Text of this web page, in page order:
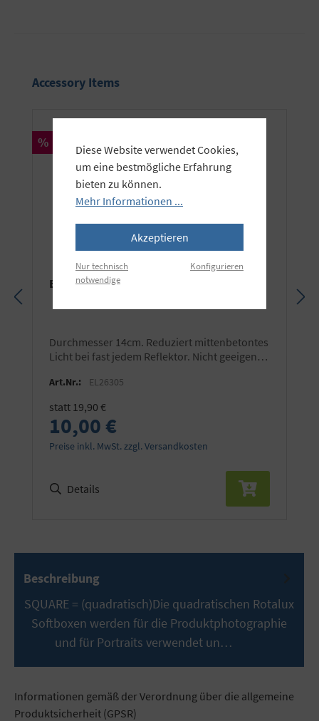
Produktgalerie überspringen
Accessory Items
Rabatt
%
Elinchrom Translucent Deflektor
Durchmesser 14cm. Reduziert mittenbetontes
Licht bei fast jedem Reflektor. Nicht geeigenet
Art.Nr.: EL26305
statt 19,90 €
10,00 €
Preise inkl. MwSt. zzgl. Versandkosten
Details
Beschreibung
SQUARE = (quadratisch)Die quadratischen Rotalux
Softboxen werden für die Produktphotographie
und für Portraits verwendet un…
Informationen gemäß der Verordnung über die allgemeine
Produktsicherheit (GPSR)
Diese Website verwendet Cookies,
um eine bestmögliche Erfahrung
bieten zu können.
Mehr Informationen ...
Akzeptieren
Nur technisch
notwendige
Konfigurieren